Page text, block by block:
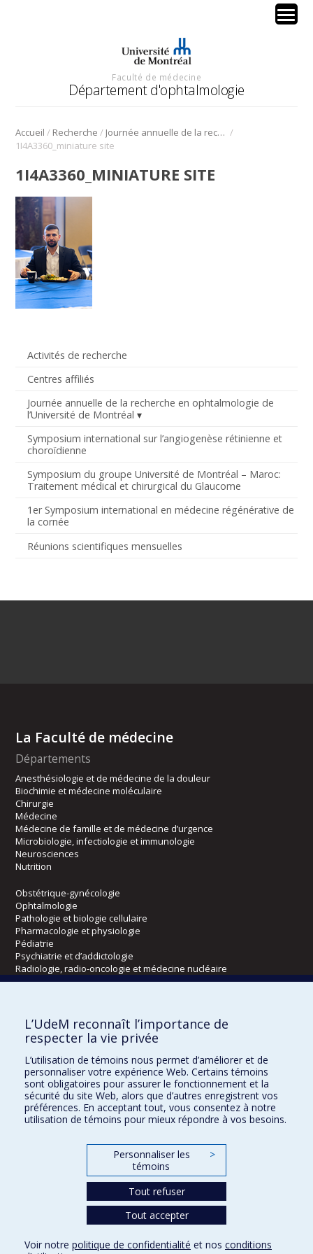
Faculté de médecine
Département d'ophtalmologie
Accueil / Recherche / Journée annuelle de la recherche en ophtalmologie de l’Université de Montréal /
1I4A3360_miniature site
Activités de recherche
Centres affiliés
Journée annuelle de la recherche en ophtalmologie de
l’Université de Montréal
Symposium international sur l’angiogenèse rétinienne et
choroïdienne
Symposium du groupe Université de Montréal – Maroc:
Traitement médical et chirurgical du Glaucome
1er Symposium international en médecine régénérative de
la cornée
Réunions scientifiques mensuelles
1I4A3360_MINIATURE SITE
La Faculté de médecine
Départements
Anesthésiologie et de médecine de la douleur
Biochimie et médecine moléculaire
Chirurgie
Médecine
Médecine de famille et de médecine d’urgence
Microbiologie, infectiologie et immunologie
Neurosciences
Nutrition
Obstétrique-gynécologie
Ophtalmologie
Pathologie et biologie cellulaire
Pharmacologie et physiologie
Pédiatrie
Psychiatrie et d’addictologie
Radiologie, radio-oncologie et médecine nucléaire
Écoles
Kinésiologie et des sciences de l’activité physique
Orthophonie et audiologie
Réadaptation
Directions
DPC
CPASS
L’UdeM reconnaît l’importance de
respecter la vie privée
L’utilisation de témoins nous permet d’améliorer et de
personnaliser votre expérience Web. Certains témoins
sont obligatoires pour assurer le fonctionnement et la
sécurité du site Web, alors que d’autres enregistrent vos
préférences. En acceptant tout, vous consentez à notre
utilisation de témoins pour mieux répondre à vos besoins.
Personnaliser les
témoins
>
Tout refuser
Tout accepter
Voir notre politique de confidentialité et nos conditions